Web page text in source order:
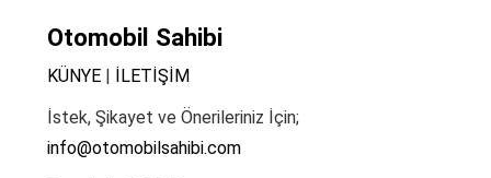
Otomobil Sahibi
KÜNYE|
İLETİŞİM
İstek, Şikayet ve Önerileriniz İçin;
info@otomobilsahibi.com